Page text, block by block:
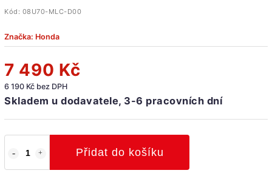
Kód: 08U70-MLC-D00
Značka: Honda
7 490 Kč
6 190 Kč bez DPH
Skladem u dodavatele, 3-6 pracovních dní
Přidat do košíku